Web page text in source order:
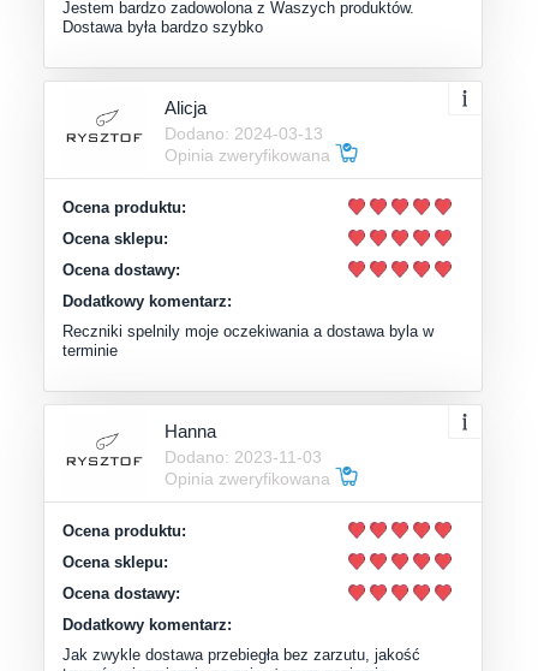
Jestem bardzo zadowolona z Waszych produktów.
Dostawa była bardzo szybko
Alicja
Dodano: 2024-03-13
Opinia zweryfikowana
Ocena produktu:
Ocena sklepu:
Ocena dostawy:
Dodatkowy komentarz:
Reczniki spelnily moje oczekiwania a dostawa byla w
terminie
Hanna
Dodano: 2023-11-03
Opinia zweryfikowana
Ocena produktu:
Ocena sklepu:
Ocena dostawy:
Dodatkowy komentarz:
Jak zwykle dostawa przebiegła bez zarzutu, jakość